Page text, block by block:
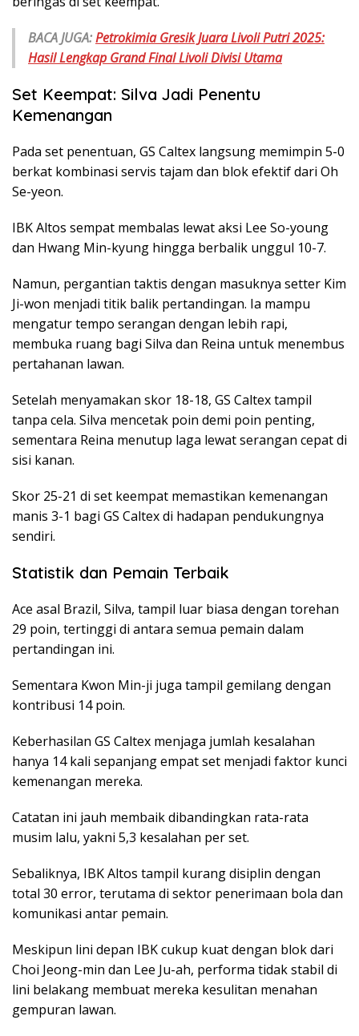
BACA JUGA:Petrokimia Gresik Juara Livoli Putri 2025:
Hasil Lengkap Grand Final Livoli Divisi Utama
Set Keempat: Silva Jadi Penentu
Kemenangan
Pada set penentuan, GS Caltex langsung memimpin 5-0
berkat kombinasi servis tajam dan blok efektif dari Oh
Se-yeon.
IBK Altos sempat membalas lewat aksi Lee So-young
dan Hwang Min-kyung hingga berbalik unggul 10-7.
Namun, pergantian taktis dengan masuknya setter Kim
Ji-won menjadi titik balik pertandingan. Ia mampu
mengatur tempo serangan dengan lebih rapi,
membuka ruang bagi Silva dan Reina untuk menembus
pertahanan lawan.
Setelah menyamakan skor 18-18, GS Caltex tampil
tanpa cela. Silva mencetak poin demi poin penting,
sementara Reina menutup laga lewat serangan cepat di
sisi kanan.
Skor 25-21 di set keempat memastikan kemenangan
manis 3-1 bagi GS Caltex di hadapan pendukungnya
sendiri.
Statistik dan Pemain Terbaik
Ace asal Brazil, Silva, tampil luar biasa dengan torehan
29 poin, tertinggi di antara semua pemain dalam
pertandingan ini.
Sementara Kwon Min-ji juga tampil gemilang dengan
kontribusi 14 poin.
Keberhasilan GS Caltex menjaga jumlah kesalahan
hanya 14 kali sepanjang empat set menjadi faktor kunci
kemenangan mereka.
Catatan ini jauh membaik dibandingkan rata-rata
musim lalu, yakni 5,3 kesalahan per set.
Sebaliknya, IBK Altos tampil kurang disiplin dengan
total 30 error, terutama di sektor penerimaan bola dan
komunikasi antar pemain.
Meskipun lini depan IBK cukup kuat dengan blok dari
Choi Jeong-min dan Lee Ju-ah, performa tidak stabil di
lini belakang membuat mereka kesulitan menahan
gempuran lawan.